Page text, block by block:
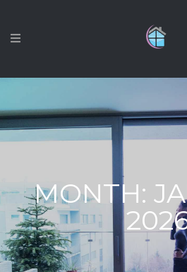
MONTH: